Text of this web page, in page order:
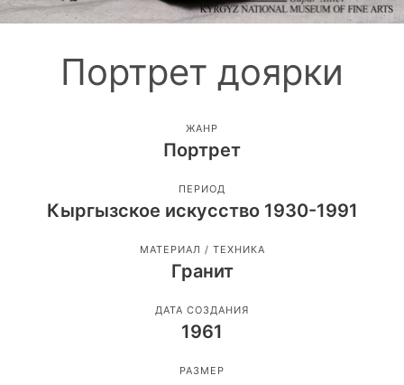
Портрет доярки
ЖАНР
Портрет
ПЕРИОД
Кыргызское искусство 1930-1991
МАТЕРИАЛ / ТЕХНИКА
Гранит
ДАТА СОЗДАНИЯ
1961
РАЗМЕР